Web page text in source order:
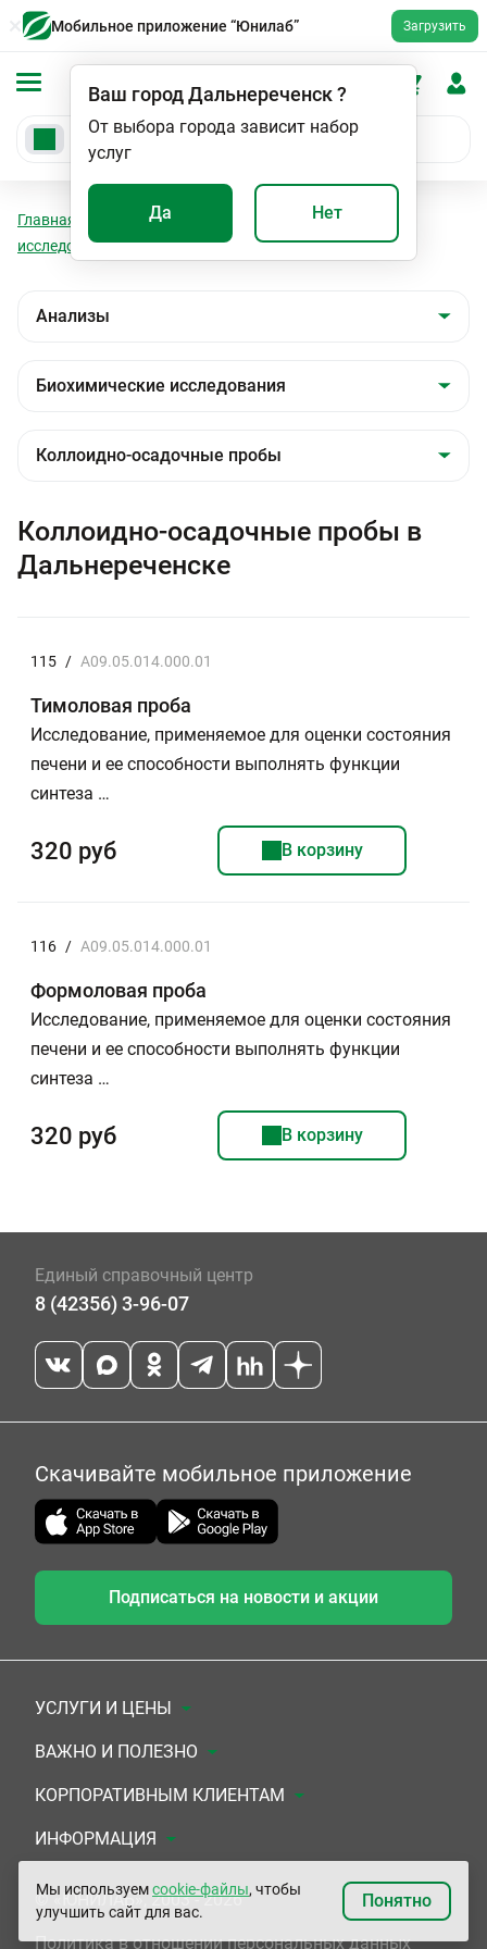
Мобильное приложение “Юнилаб” Загрузить
Ваш городДальнереченск?
От выбора города зависит набор
услуг
Да Нет
Главная Анализы
Биохимические
исследования
Коллоидно-осадочные пробы
Коллоидно-осадочные пробы в
Дальнереченске
115 / A09.05.014.000.01
Тимоловая проба
Исследование, применяемое для оценки состояния
печени и ее способности выполнять функции
синтеза …
320 руб В корзину
116 / A09.05.014.000.01
Формоловая проба
Исследование, применяемое для оценки состояния
печени и ее способности выполнять функции
синтеза …
320 руб В корзину
Единый справочный центр
8 (42356) 3-96-07
Скачивайте мобильное приложение
Подписаться на новости и акции
УСЛУГИ И ЦЕНЫ
Анализы
Комплексы
УЗИ
ЭКГ/Холтер/СМАД
Приемы врачей
ВАЖНО И ПОЛЕЗНО
Документы для заключения договора
Система скидок
Подарочные сертификаты
Сертификаты на комплексные программы
КОРПОРАТИВНЫМ КЛИЕНТАМ
Медицинским организациям
Прочим организациям
ИНФОРМАЦИЯ
О Компании
Контакты
© «ЮНИЛАБ», 2003 - 2026
Политика в отношении персональных данных
Мы используемcookie-файлы, чтобы
улучшить сайт для вас.
Понятно